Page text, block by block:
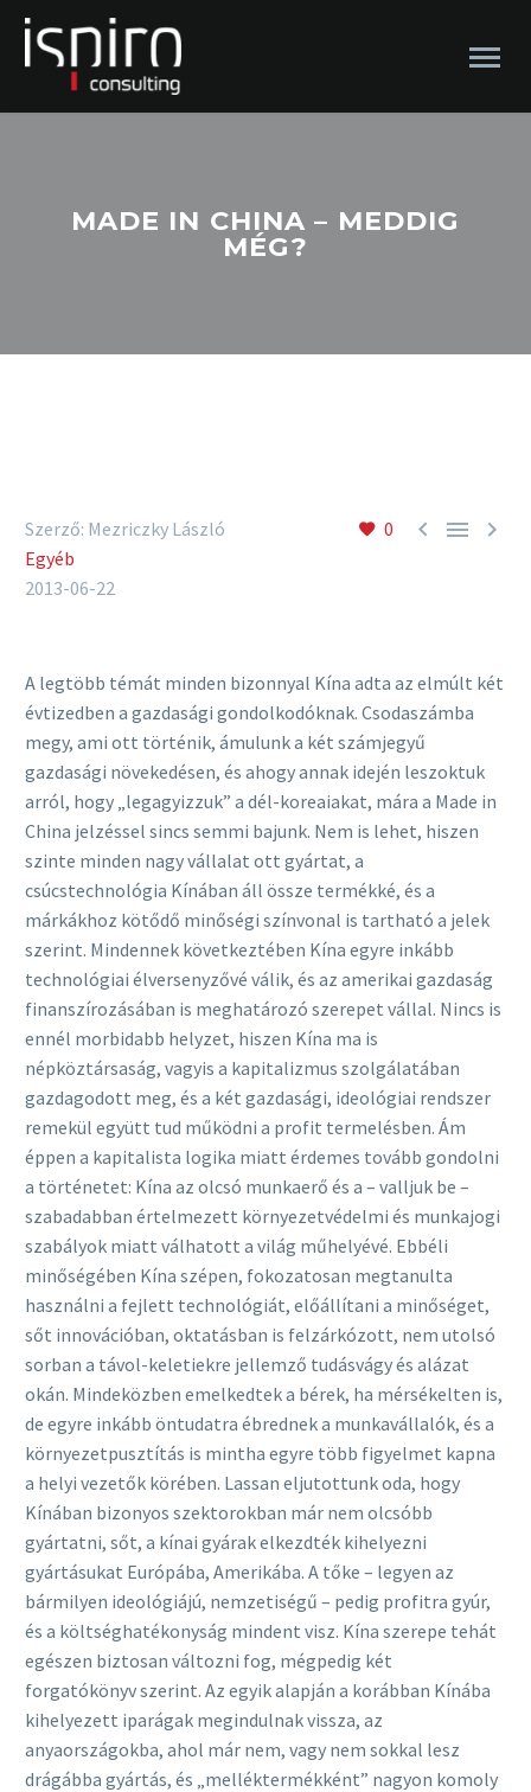
MADE IN CHINA – MEDDIG
MÉG?
0   
Szerző: Mezriczky László
Egyéb
2013-06-22
A legtöbb témát minden bizonnyal Kína adta az elmúlt két
évtizedben a gazdasági gondolkodóknak. Csodaszámba
megy, ami ott történik, ámulunk a két számjegyű
gazdasági növekedésen, és ahogy annak idején leszoktuk
arról, hogy „legagyizzuk” a dél-koreaiakat, mára a Made in
China jelzéssel sincs semmi bajunk. Nem is lehet, hiszen
szinte minden nagy vállalat ott gyártat, a
csúcstechnológia Kínában áll össze termékké, és a
márkákhoz kötődő minőségi színvonal is tartható a jelek
szerint. Mindennek következtében Kína egyre inkább
technológiai élversenyzővé válik, és az amerikai gazdaság
finanszírozásában is meghatározó szerepet vállal. Nincs is
ennél morbidabb helyzet, hiszen Kína ma is
népköztársaság, vagyis a kapitalizmus szolgálatában
gazdagodott meg, és a két gazdasági, ideológiai rendszer
remekül együtt tud működni a profit termelésben. Ám
éppen a kapitalista logika miatt érdemes tovább gondolni
a történetet: Kína az olcsó munkaerő és a – valljuk be –
szabadabban értelmezett környezetvédelmi és munkajogi
szabályok miatt válhatott a világ műhelyévé. Ebbéli
minőségében Kína szépen, fokozatosan megtanulta
használni a fejlett technológiát, előállítani a minőséget,
sőt innovációban, oktatásban is felzárkózott, nem utolsó
sorban a távol-keletiekre jellemző tudásvágy és alázat
okán. Mindeközben emelkedtek a bérek, ha mérsékelten is,
de egyre inkább öntudatra ébrednek a munkavállalók, és a
környezetpusztítás is mintha egyre több figyelmet kapna
a helyi vezetők körében. Lassan eljutottunk oda, hogy
Kínában bizonyos szektorokban már nem olcsóbb
gyártatni, sőt, a kínai gyárak elkezdték kihelyezni
gyártásukat Európába, Amerikába. A tőke – legyen az
bármilyen ideológiájú, nemzetiségű – pedig profitra gyúr,
és a költséghatékonyság mindent visz. Kína szerepe tehát
egészen biztosan változni fog, mégpedig két
forgatókönyv szerint. Az egyik alapján a korábban Kínába
kihelyezett iparágak megindulnak vissza, az
anyaországokba, ahol már nem, vagy nem sokkal lesz
drágábba gyártás, és „melléktermékként” nagyon komoly